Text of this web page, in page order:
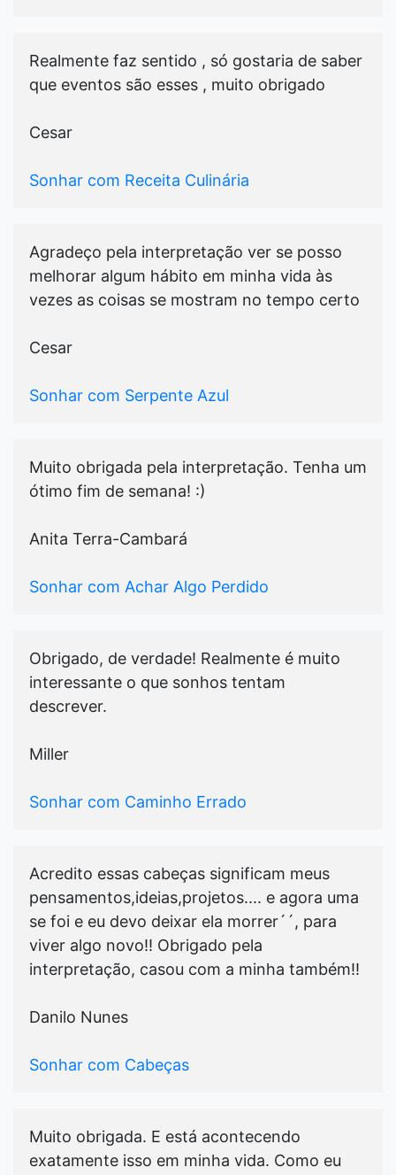
Realmente faz sentido , só gostaria de saber
que eventos são esses , muito obrigado
Cesar
Sonhar com Receita Culinária
Agradeço pela interpretação ver se posso
melhorar algum hábito em minha vida às
vezes as coisas se mostram no tempo certo
Cesar
Sonhar com Serpente Azul
Muito obrigada pela interpretação. Tenha um
ótimo fim de semana! :)
Anita Terra-Cambará
Sonhar com Achar Algo Perdido
Obrigado, de verdade! Realmente é muito
interessante o que sonhos tentam
descrever.
Miller
Sonhar com Caminho Errado
Acredito essas cabeças significam meus
pensamentos,ideias,projetos.... e agora uma
se foi e eu devo deixar ela morrer´´, para
viver algo novo!! Obrigado pela
interpretação, casou com a minha também!!
Danilo Nunes
Sonhar com Cabeças
Muito obrigada. E está acontecendo
exatamente isso em minha vida. Como eu